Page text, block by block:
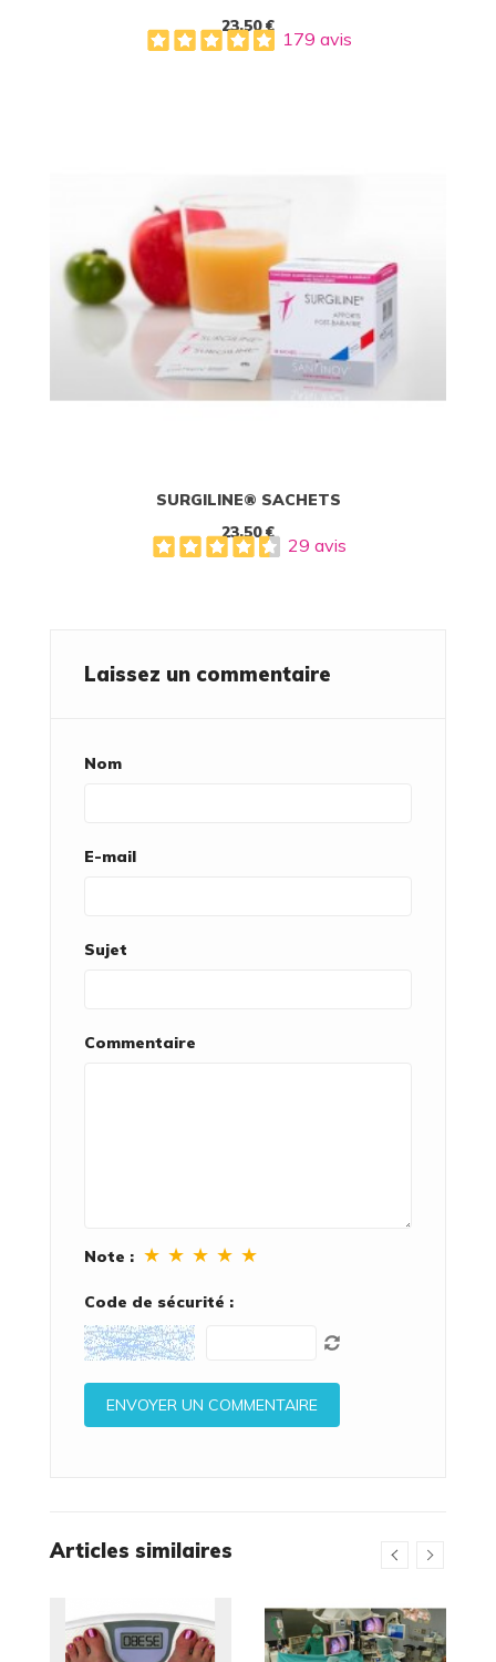
23,50 €
179 avis
SURGILINE® SACHETS
23,50 €
29 avis
Laissez un commentaire
Nom
E-mail
Sujet
Commentaire
Note : ★ ★ ★ ★ ★
Code de sécurité :
Articles similaires